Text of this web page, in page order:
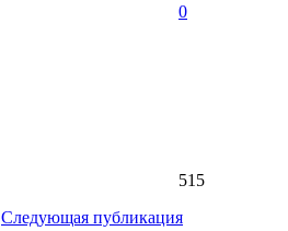
0
515
Следующая публикация